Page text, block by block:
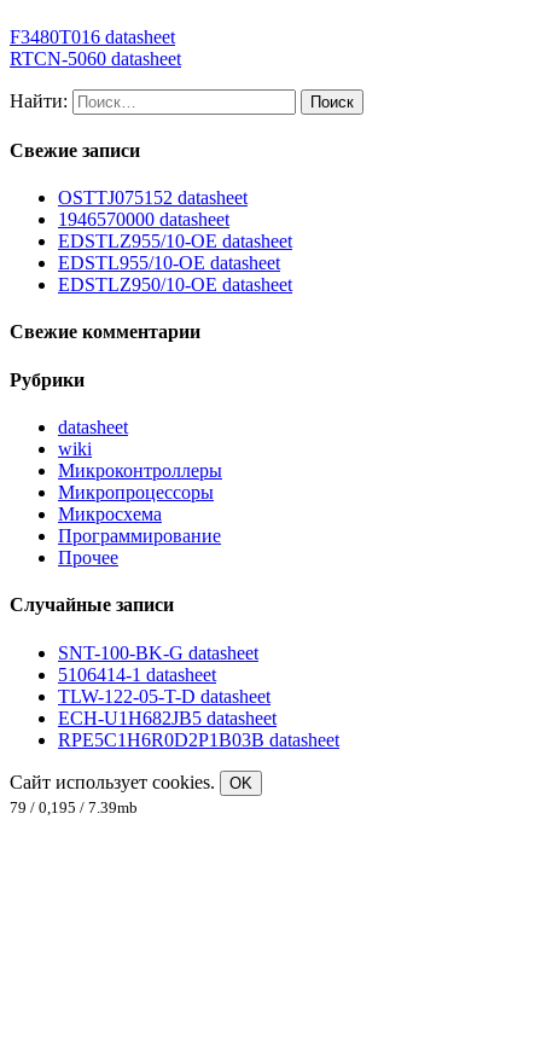
F3480T016 datasheet
RTCN-5060 datasheet
Найти:
Свежие записи
OSTTJ075152 datasheet
1946570000 datasheet
EDSTLZ955/10-OE datasheet
EDSTL955/10-OE datasheet
EDSTLZ950/10-OE datasheet
Свежие комментарии
Рубрики
datasheet
wiki
Микроконтроллеры
Микропроцессоры
Микросхема
Программирование
Прочее
Случайные записи
SNT-100-BK-G datasheet
5106414-1 datasheet
TLW-122-05-T-D datasheet
ECH-U1H682JB5 datasheet
RPE5C1H6R0D2P1B03B datasheet
Сайт использует cookies.
OK
79 / 0,195 / 7.39mb